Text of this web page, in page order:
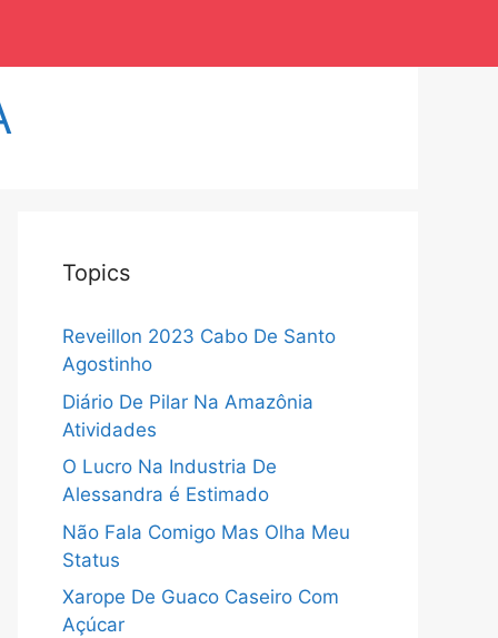
Topics
Reveillon 2023 Cabo De Santo
Agostinho
Diário De Pilar Na Amazônia
Atividades
O Lucro Na Industria De
Alessandra é Estimado
Não Fala Comigo Mas Olha Meu
Status
Xarope De Guaco Caseiro Com
Açúcar